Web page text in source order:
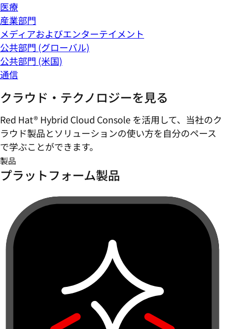
医療
産業部門
メディアおよびエンターテイメント
公共部門 (グローバル)
公共部門 (米国)
通信
クラウド・テクノロジーを見る
Red Hat® Hybrid Cloud Console を活用して、当社のク
ラウド製品とソリューションの使い方を自分のペース
で学ぶことができます。
製品
プラットフォーム製品